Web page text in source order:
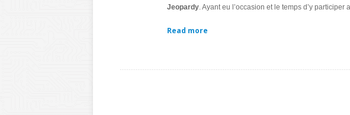
Jeopardy. Ayant eu l’occasion et le temps d’y participer
Read more